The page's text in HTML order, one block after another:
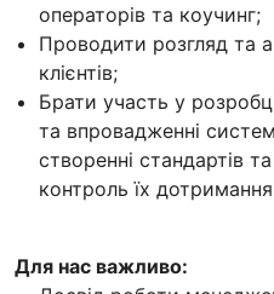
операторів та коучинг;
Проводити розгляд та
клієнтів;
Брати участь у
та впровадженні
створенні стандартів
контроль їх
Для нас важливо: